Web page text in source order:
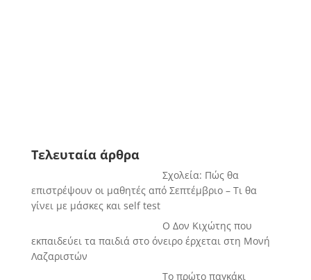
Τελευταία άρθρα
Σχολεία: Πώς θα
επιστρέψουν οι μαθητές από Σεπτέμβριο – Τι θα
γίνει με μάσκες και self test
Ο Δον Κιχώτης που
εκπαιδεύει τα παιδιά στο όνειρο έρχεται στη Μονή
Λαζαριστών
Το πρώτο παγκάκι